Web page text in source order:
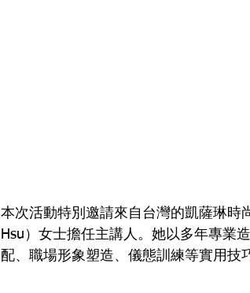
本次活動特別邀請來自台灣的凱薩琳時
Hsu）女士擔任主講人。她以多年專業
配、職場形象塑造、儀態訓練等實用技